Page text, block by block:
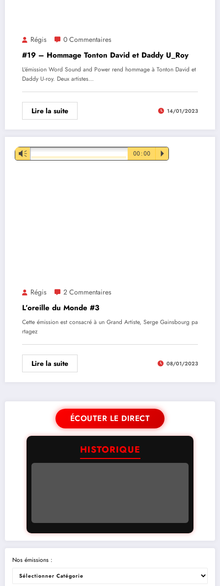
Régis 0 Commentaires
#19 – Hommage Tonton David et Daddy U_Roy
L'émission Word Sound and Power rend hommage à Tonton David et
Daddy U-roy. Deux artistes…
Lire la suite 14/01/2023
Lecteur
audio
Vm 00:00 P
Régis 2 Commentaires
L’oreille du Monde #3
Cette émission est consacré à un Grand Artiste, Serge Gainsbourg pa
rtagez
Lire la suite 08/01/2023
ÉCOUTER LE DIRECT
HISTORIQUE
Nos émissions :